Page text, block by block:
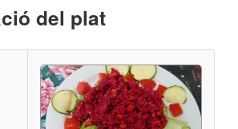
del plat